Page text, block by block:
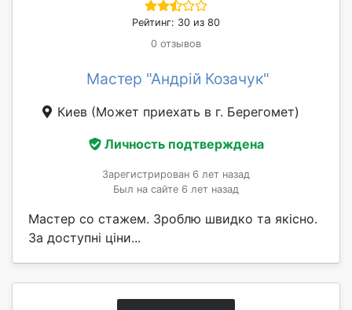
Рейтинг: 30 из 80
0 отзывов
Мастер "Андрій Козачук"
Киев (Может приехать в г. Берегомет)
Личность подтверждена
Зарегистрирован 6 лет назад
Был на сайте 6 лет назад
Мастер со стажем. Зроблю швидко та якісно.
За доступні ціни...